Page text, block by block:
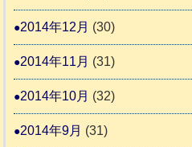
2014年12月 (30)
2014年11月 (31)
2014年10月 (32)
2014年9月 (31)